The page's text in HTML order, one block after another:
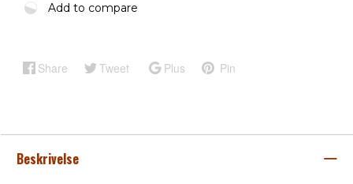
Add to compare
Share Tweet Plus Pin
Beskrivelse